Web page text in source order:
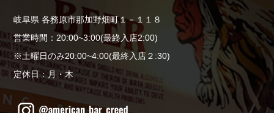
岐阜県 各務原市那加野畑町１－１１８
営業時間：20:00~3:00(最終入店2:00)
※土曜日のみ20:00~4:00(最終入店２:30)
定休日：月・木